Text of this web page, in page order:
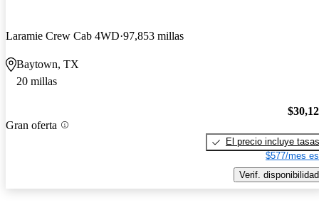
Laramie Crew Cab 4WD 97,853 millas
Baytown, TX
20 millas
Gran oferta
El precio incluye tasas
$577/mes
Verif. disponibilidad